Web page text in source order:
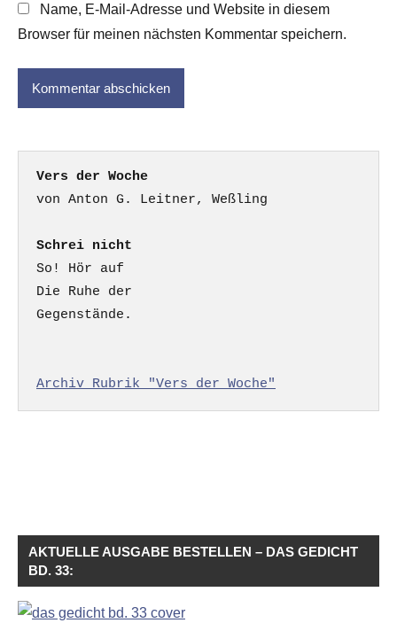
Name, E-Mail-Adresse und Website in diesem
Browser für meinen nächsten Kommentar speichern.
Vers der Woche
Schrei nicht
So! Hör auf
Die Ruhe der
Gegenstände.
Archiv Rubrik "Vers der Woche"
AKTUELLE AUSGABE BESTELLEN – DAS GEDICHT
BD. 33: